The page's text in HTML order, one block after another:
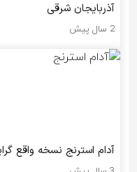
آذربایجان شرقی
2 سال پیش
آدام استرنج نسخه واقع